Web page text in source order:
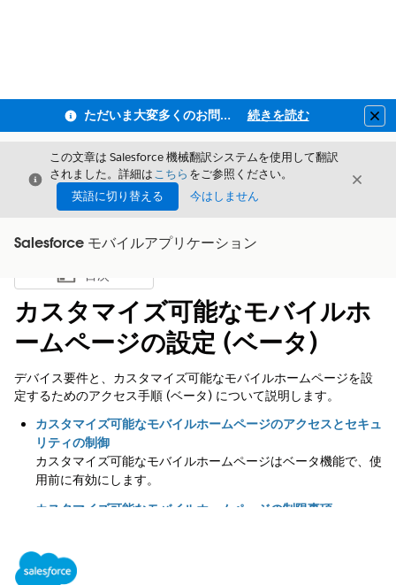
ただいま大変多くのお問い合わせをいただいており、ご連絡までにお時間を頂戴しております 続きを読む
閉じる
この文章は Salesforce 機械翻訳システムを使用して翻訳
されました。詳細はこちら をご参照ください。
英語に切り替える
今はしません
閉じる
Salesforce モバイルアプリケーション
目次を表示
目次
カスタマイズ可能なモバイルホ
ームページの設定 (ベータ)
デバイス要件と、カスタマイズ可能なモバイルホームページを設
定するためのアクセス手順 (ベータ) について説明します。
カスタマイズ可能なモバイルホームページのアクセスとセキュ
リティの制御
カスタマイズ可能なモバイルホームページはベータ機能で、使
用前に有効にします。
カスタマイズ可能なモバイルホームページの制限事項
カスタマイズ可能なモバイルホームページの起動
カスタマイズ可能なモバイルホームページには、Salesforce